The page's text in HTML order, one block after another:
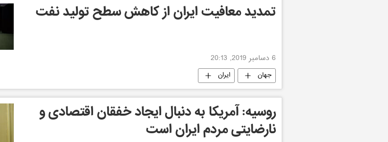
تمدید معافیت ایران از کاهش سطح تولید نفت
6 دسامبر 2019, 20:13
جهان ایران
روسیه: آمریکا به دنبال ایجاد خفقان اقتصادی و
نارضایتی مردم ایران است